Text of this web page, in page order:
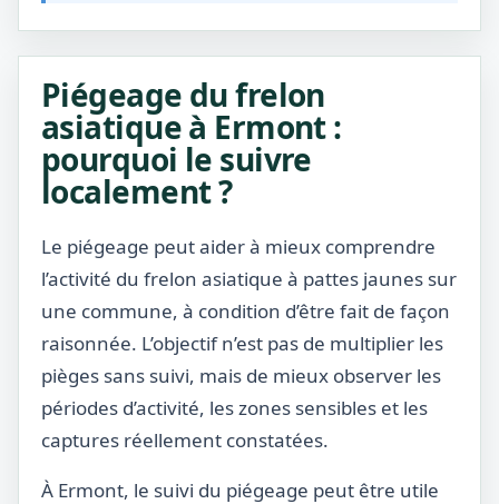
Piégeage du frelon
asiatique à Ermont :
pourquoi le suivre
localement ?
Le piégeage peut aider à mieux comprendre
l’activité du frelon asiatique à pattes jaunes sur
une commune, à condition d’être fait de façon
raisonnée. L’objectif n’est pas de multiplier les
pièges sans suivi, mais de mieux observer les
périodes d’activité, les zones sensibles et les
captures réellement constatées.
À Ermont, le suivi du piégeage peut être utile